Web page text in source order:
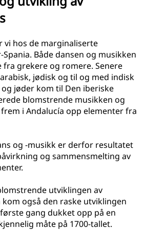
vi hos de marginaliserte
Både dansen og musikken
grekere og romere. Senere
jødisk og til og med indisk
jøder kom til Den iberiske
blomstrende musikken og
i Andalucía opp elementer fra
og -musikk er derfor resultatet
og sammensmelting av
utviklingen av
også den raske utviklingen
gang dukket opp på en
måte på 1700-tallet.